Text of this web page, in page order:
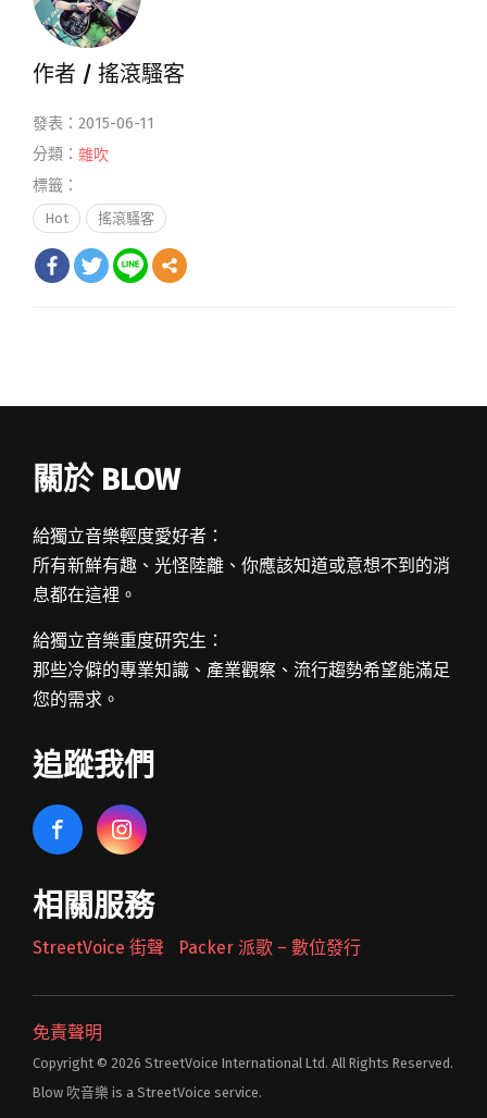
作者 / 搖滾騷客
發表：2015-06-11
分類： 雜吹
標籤：
Hot 搖滾騷客
關於 BLOW
給獨立音樂輕度愛好者：
所有新鮮有趣、光怪陸離、你應該知道或意想不到的消
息都在這裡。
給獨立音樂重度研究生：
那些冷僻的專業知識、產業觀察、流行趨勢希望能滿足
您的需求。
追蹤我們
相關服務
StreetVoice 街聲 Packer 派歌 – 數位發行
免責聲明
Copyright © 2026 StreetVoice International Ltd. All Rights Reserved.
Blow 吹音樂 is a StreetVoice service.